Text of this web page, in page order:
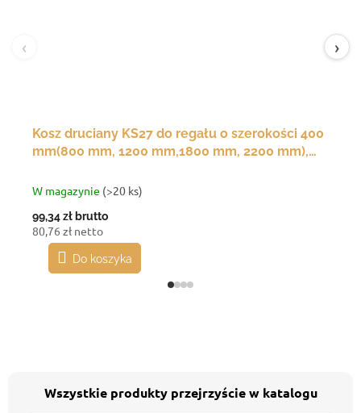
Kosz druciany KS27 do regału o szerokości 400
mm(800 mm, 1200 mm,1800 mm, 2200 mm),
W magazynie (>20 ks)
99,34 zł brutto
80,76 zł netto
Do koszyka
‹ ›
Wszystkie produkty przejrzyście w katalogu